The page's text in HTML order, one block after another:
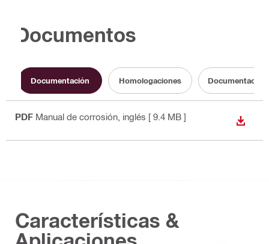
Documentos
Documentación Homologaciones
PDF Manual de corrosión , inglés [ 9.4 MB ]
Características &